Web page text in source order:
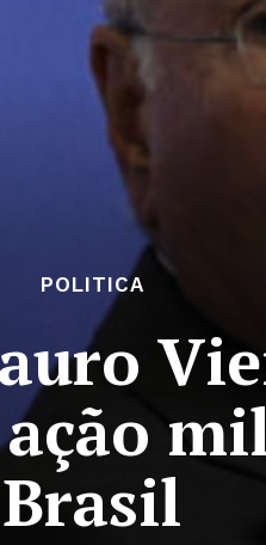
POLITICA
Brasil